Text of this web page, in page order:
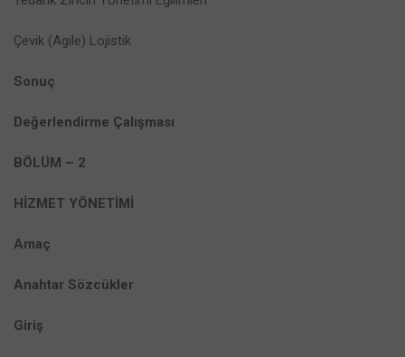
Çevik (Agile) Lojistik
Sonuç
Değerlendirme Çalışması
BÖLÜM – 2
HİZMET YÖNETİMİ
Amaç
Anahtar Sözcükler
Giriş